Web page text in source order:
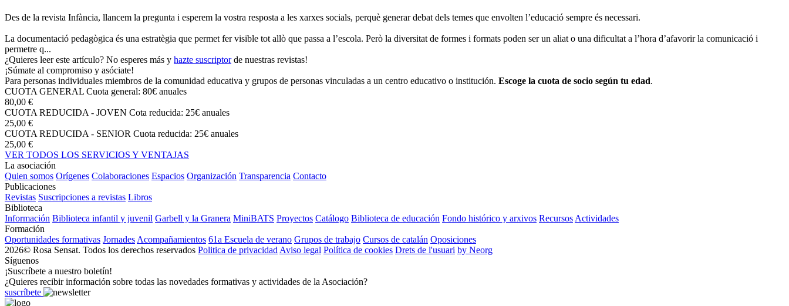
Des de la revista Infància, llancem la pregunta i esperem la vostra resposta a les xarxes socials, perquè generar debat dels temes que envolten l’educació sempre és necessari.
La documentació pedagògica és una estratègia que permet fer visible tot allò que passa a l’escola. Però la diversitat de formes i formats poden ser un aliat o una dificultat a l’hora d’afavorir la comunicació i
permetre q...
¿Quieres leer este artículo? No esperes más y hazte suscriptor de nuestras revistas!
¡Súmate al compromiso y asóciate!
Para personas individuales miembros de la comunidad educativa y grupos de personas vinculadas a un centro educativo o institución. Escoge la cuota de socio según tu edad.
CUOTA GENERAL Cuota general: 80€ anuales
80,00 €
CUOTA REDUCIDA - JOVEN Cota reducida: 25€ anuales
25,00 €
CUOTA REDUCIDA - SENIOR Cuota reducida: 25€ anuales
25,00 €
VER TODOS LOS SERVICIOS Y VENTAJAS
La asociación
Quien somos Orígenes Colaboraciones Espacios Organización Transparencia Contacto
Publicaciones
Revistas Suscripciones a revistas Libros
Biblioteca
Información Biblioteca infantil y juvenil Garbell y la Granera MiniBATS Proyectos Catálogo Biblioteca de educación Fondo histórico y arxivos Recursos Actividades
Formación
Oportunidades formativas Jornades Acompañamientos 61a Escuela de verano Grupos de trabajo Cursos de catalán Oposiciones
2026© Rosa Sensat. Todos los derechos reservados Politica de privacidad Aviso legal Política de cookies Drets de l'usuari by Neorg
Síguenos
¡Suscríbete a nuestro boletín!
¿Quieres recibir información sobre todas las novedades formativas y actividades de la Asociación?
suscríbete